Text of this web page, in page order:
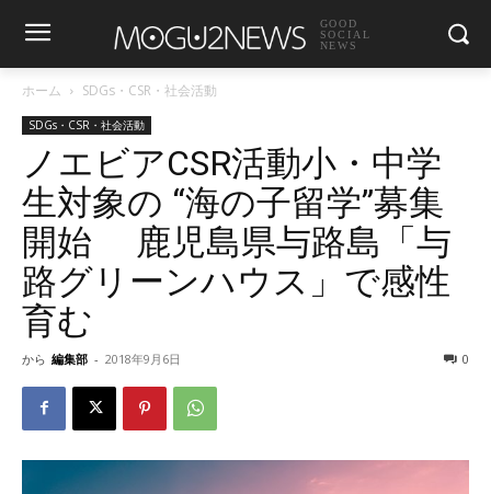
GOOD
SOCIAL
NEWS
ホーム SDGs・CSR・社会活動
SDGs・CSR・社会活動
ノエビアCSR活動小・中学
生対象の “海の子留学”募集
開始 鹿児島県与路島「与
路グリーンハウス」で感性
育む
から 編集部 - 2018年9月6日 0